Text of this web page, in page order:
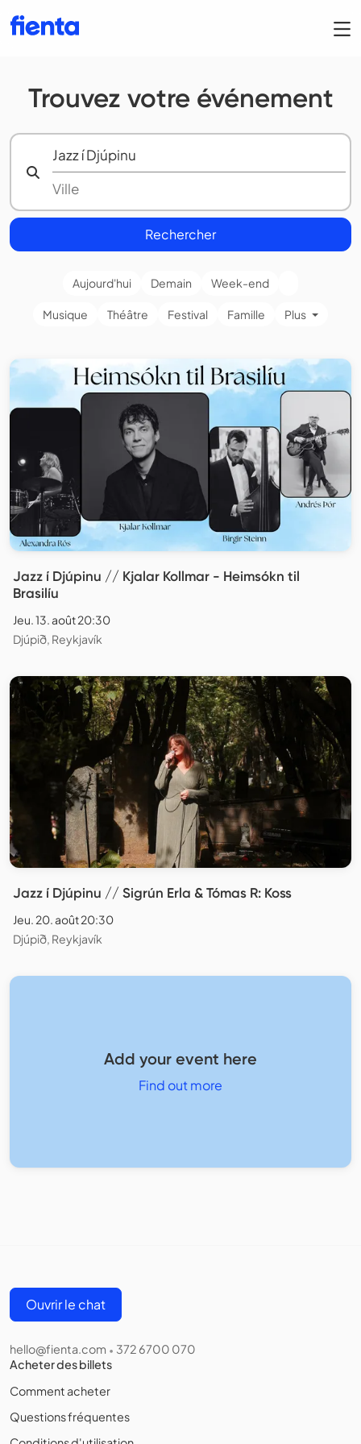
Trouvez votre événement
Rechercher
Aujourd'hui Demain Week-end
Musique Théâtre Festival Famille Plus
Jazz í Djúpinu // Kjalar Kollmar - Heimsókn til
Brasilíu
Jeu. 13. août 20:30
Djúpið, Reykjavík
Jazz í Djúpinu // Sigrún Erla & Tómas R: Koss
Jeu. 20. août 20:30
Djúpið, Reykjavík
Add your event here
Find out more
Ouvrir le chat
hello@fienta.com • 372 6700 070
Acheter des billets
Comment acheter
Questions fréquentes